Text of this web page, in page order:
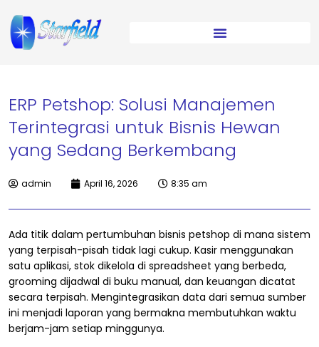
ERP Petshop: Solusi Manajemen
Terintegrasi untuk Bisnis Hewan
yang Sedang Berkembang
admin April 16, 2026 8:35 am
Ada titik dalam pertumbuhan bisnis petshop di mana sistem
yang terpisah-pisah tidak lagi cukup. Kasir menggunakan
satu aplikasi, stok dikelola di spreadsheet yang berbeda,
grooming dijadwal di buku manual, dan keuangan dicatat
secara terpisah. Mengintegrasikan data dari semua sumber
ini menjadi laporan yang bermakna membutuhkan waktu
berjam-jam setiap minggunya.